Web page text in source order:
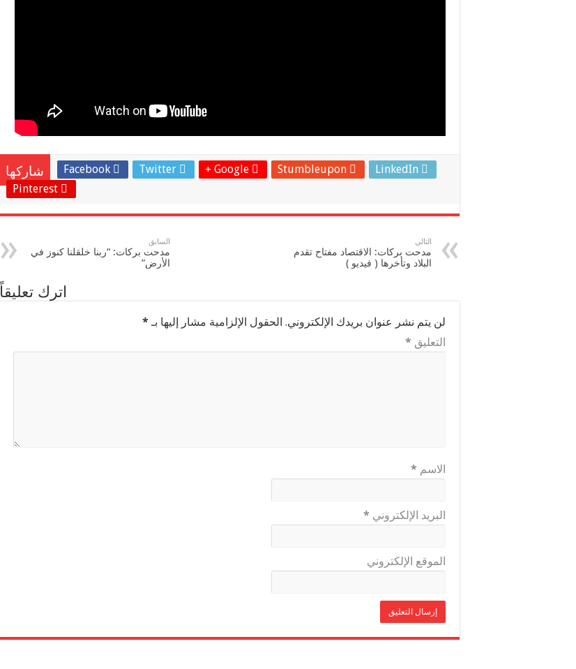
شاركها Facebook Twitter Google + Stumbleupon
LinkedIn
Pinterest
السابق
مدحت بركات: “ربنا خلقلنا كنوز في
الأرض”
التالي
مدحت بركات: الاقتصاد مفتاح تقدم
البلاد وتأخرها ( فيديو )
اترك تعليقاً
لن يتم نشر عنوان بريدك الإلكتروني. الحقول الإلزامية مشار إليها بـ*
التعليق *
الاسم *
البريد الإلكتروني *
الموقع الإلكتروني